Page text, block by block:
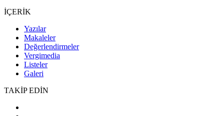
İÇERİK
Yazılar
Makaleler
Değerlendirmeler
Vergimedia
Listeler
Galeri
TAKİP EDİN